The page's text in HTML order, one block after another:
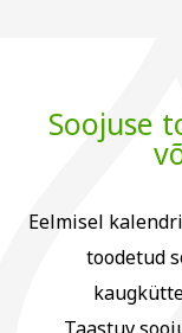
Soojuse
Eelmisel
toodetud